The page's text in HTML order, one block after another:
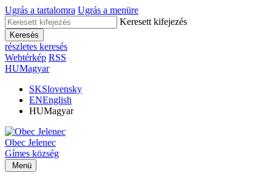
Ugrás a tartalomra Ugrás a menüre
Keresett kifejezés
Keresés
részletes keresés
Webtérkép RSS
HUMagyar
SKSlovensky
ENEnglish
HUMagyar
Obec Jelenec
Gímes község
Menü